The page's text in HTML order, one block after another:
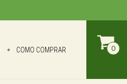
COMO COMPRAR 0